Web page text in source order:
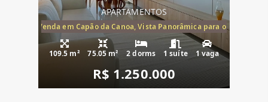
APARTAMENTOS
Mar à Venda em Capão da Canoa, Vista Panorâmica para o Mar, 2
109.5 m² 75.05 m² 2 dorms 1 suíte 1 vaga
R$ 1.250.000